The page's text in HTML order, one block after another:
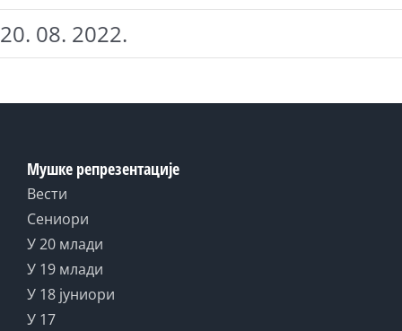
20. 08. 2022.
Мушке репрезентације
Вести
Сениори
У 20 млади
У 19 млади
У 18 јуниори
У 17